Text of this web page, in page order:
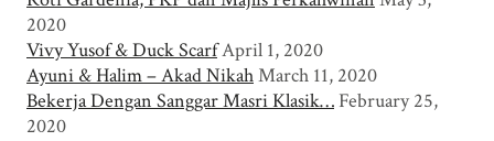
2020
Vivy Yusof & Duck ScarfApril 1, 2020
Ayuni & Halim – Akad NikahMarch 11, 2020
Bekerja Dengan Sanggar Masri Klasik… February 25,
2020